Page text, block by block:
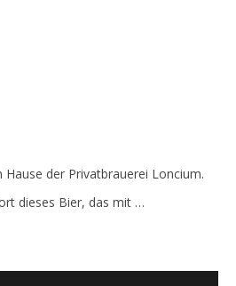
der Privatbrauerei Loncium.
dieses Bier, das mit …